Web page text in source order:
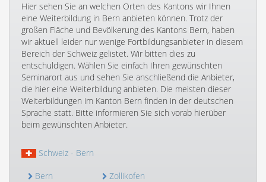
Hier sehen Sie an welchen Orten des Kantons wir Ihnen
eine Weiterbildung in Bern anbieten können. Trotz der
großen Fläche und Bevölkerung des Kantons Bern, haben
wir aktuell leider nur wenige Fortbildungsanbieter in diesem
Bereich der Schweiz gelistet. Wir bitten dies zu
entschuldigen. Wählen Sie einfach Ihren gewünschten
Seminarort aus und sehen Sie anschließend die Anbieter,
die hier eine Weiterbildung anbieten. Die meisten dieser
Weiterbildungen im Kanton Bern finden in der deutschen
Sprache statt. Bitte informieren Sie sich vorab hierüber
beim gewünschten Anbieter.
Schweiz - Bern
Bern Zollikofen